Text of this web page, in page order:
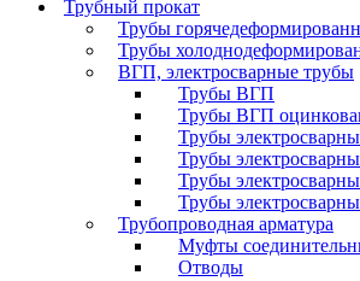
Трубный прокат
Трубы
Трубы
ВГП, электросварные трубы
Трубы ВГП
Трубы ВГП
Трубы
Трубы
Трубы
Трубы
Трубопроводная арматура
Муфты
Отводы